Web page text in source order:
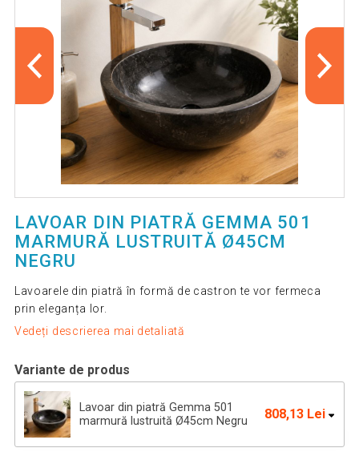
LAVOAR DIN PIATRĂ GEMMA 501
MARMURĂ LUSTRUITĂ Ø45CM
NEGRU
Lavoarele din piatră în formă de castron te vor fermeca
prin eleganța lor.
Vedeți descrierea mai detaliată
Variante de produs
Lavoar din piatră Gemma 501
marmură lustruită Ø45cm Negru
808,13 Lei